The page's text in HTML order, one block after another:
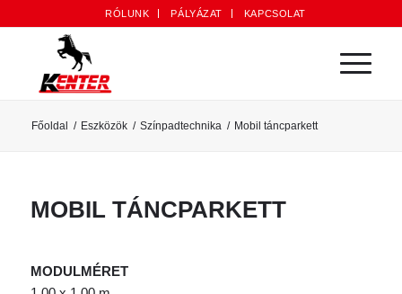
RÓLUNK PÁLYÁZAT KAPCSOLAT
Főoldal / Eszközök / Színpadtechnika / Mobil táncparkett
MOBIL TÁNCPARKETT
MODULMÉRET